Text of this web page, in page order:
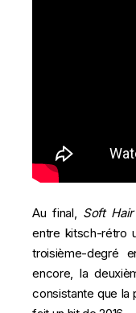
Au final, Soft Hair
entre kitsch-rétro
troisième-degré
encore, la
consistante que la